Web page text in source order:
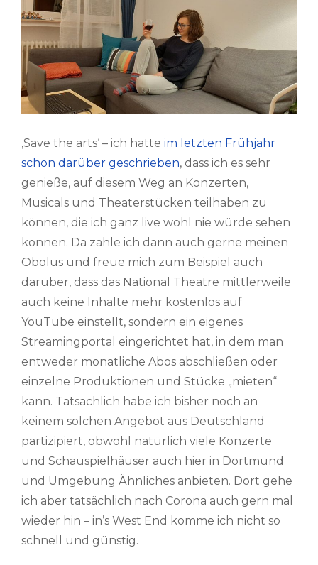
‚Save the arts‘ – ich hatte im letzten Frühjahr
schon darüber geschrieben, dass ich es sehr
genieße, auf diesem Weg an Konzerten,
Musicals und Theaterstücken teilhaben zu
können, die ich ganz live wohl nie würde sehen
können. Da zahle ich dann auch gerne meinen
Obolus und freue mich zum Beispiel auch
darüber, dass das National Theatre mittlerweile
auch keine Inhalte mehr kostenlos auf
YouTube einstellt, sondern ein eigenes
Streamingportal eingerichtet hat, in dem man
entweder monatliche Abos abschließen oder
einzelne Produktionen und Stücke „mieten“
kann. Tatsächlich habe ich bisher noch an
keinem solchen Angebot aus Deutschland
partizipiert, obwohl natürlich viele Konzerte
und Schauspielhäuser auch hier in Dortmund
und Umgebung Ähnliches anbieten. Dort gehe
ich aber tatsächlich nach Corona auch gern mal
wieder hin – in’s West End komme ich nicht so
schnell und günstig.